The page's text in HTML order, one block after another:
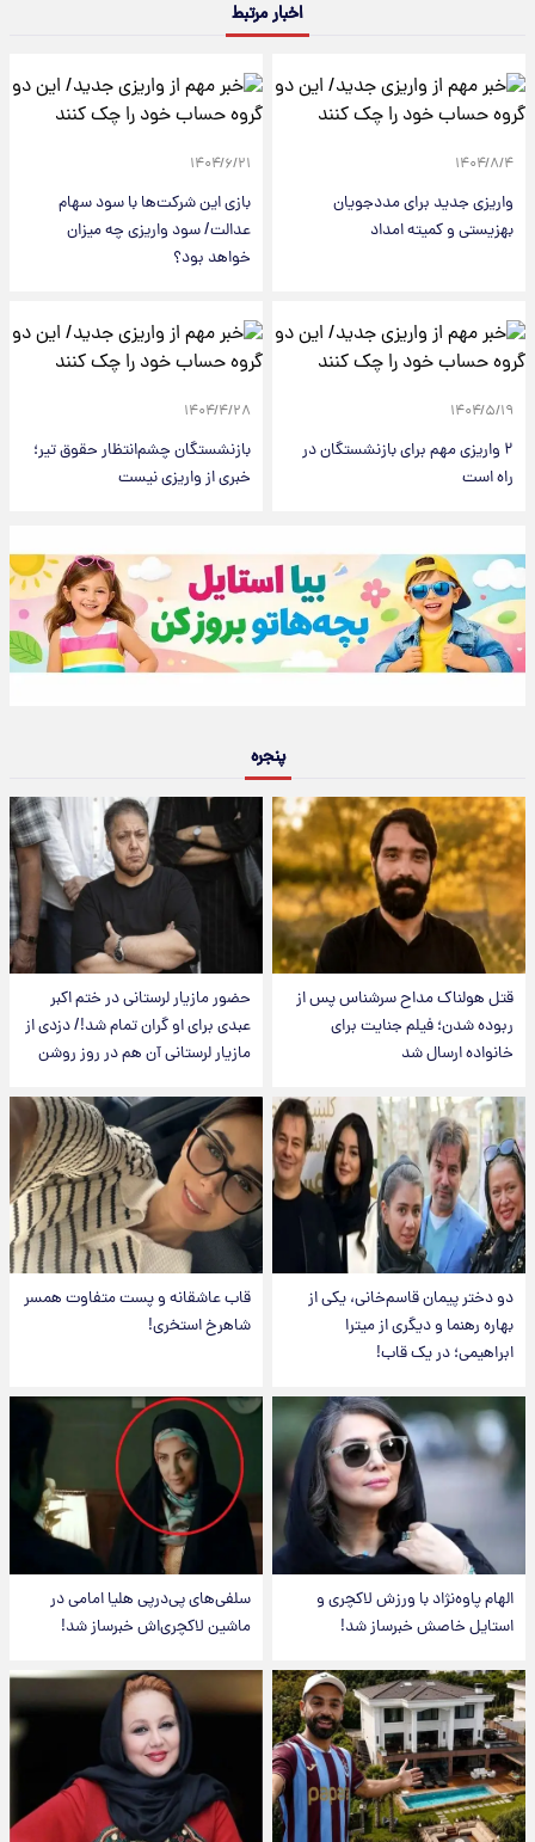
اخبار مرتبط
۱۴۰۴/۸/۴
واریزی جدید برای مددجویان
بهزیستی و کمیته امداد
۱۴۰۴/۶/۲۱
بازی این شرکت‌ها با سود سهام
عدالت/ سود واریزی چه میزان
خواهد بود؟
۱۴۰۴/۵/۱۹
۲ واریزی مهم برای بازنشستگان در
راه است
۱۴۰۴/۴/۲۸
بازنشستگان چشم‌انتظار حقوق تیر؛
خبری از واریزی نیست
پنجره
قتل هولناک مداح سرشناس پس از
ربوده شدن؛ فیلم جنایت برای
خانواده ارسال شد
حضور مازیار لرستانی در ختم اکبر
عبدی برای او گران تمام شد!/ دزدی از
مازیار لرستانی آن هم در روز روشن
دو دختر پیمان قاسم‌خانی، یکی از
بهاره رهنما و دیگری از میترا
ابراهیمی؛ در یک قاب!
قاب عاشقانه و پست متفاوت همسر
شاهرخ استخری!
الهام پاوه‌نژاد با ورزش لاکچری و
استایل خاصش خبرساز شد!
سلفی‌های پی‌درپی هلیا امامی در
ماشین لاکچری‌اش خبرساز شد!